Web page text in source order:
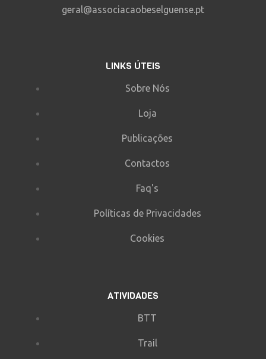
geral@associacaobeselguense.pt
LINKS ÚTEIS
Sobre Nós
Loja
Publicações
Contactos
Faq's
Políticas de Privacidades
Cookies
ATIVIDADES
BTT
Trail